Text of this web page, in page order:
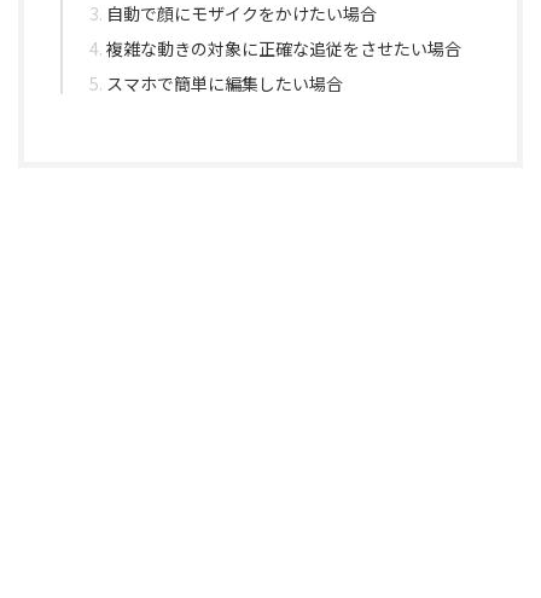
自動で顔にモザイクをかけたい場合
複雑な動きの対象に正確な追従をさせたい場合
スマホで簡単に編集したい場合